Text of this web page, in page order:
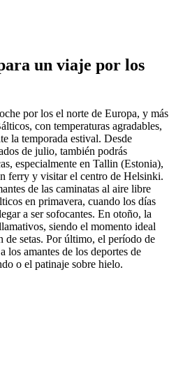
un viaje por los
por los el norte de Europa, y más
con temperaturas agradables,
la temporada estival. Desde
de julio, también podrás
especialmente en Tallin (Estonia),
ferry y visitar el centro de Helsinki.
de las caminatas al aire libre
en primavera, cuando los días
a ser sofocantes. En otoño, la
siendo el momento ideal
de setas. Por último, el período de
los amantes de los deportes de
o el patinaje sobre hielo.